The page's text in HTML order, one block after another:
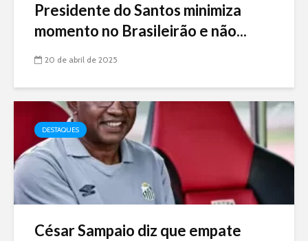
Presidente do Santos minimiza
momento no Brasileirão e não...
20 de abril de 2025
DESTAQUES
César Sampaio diz que empate